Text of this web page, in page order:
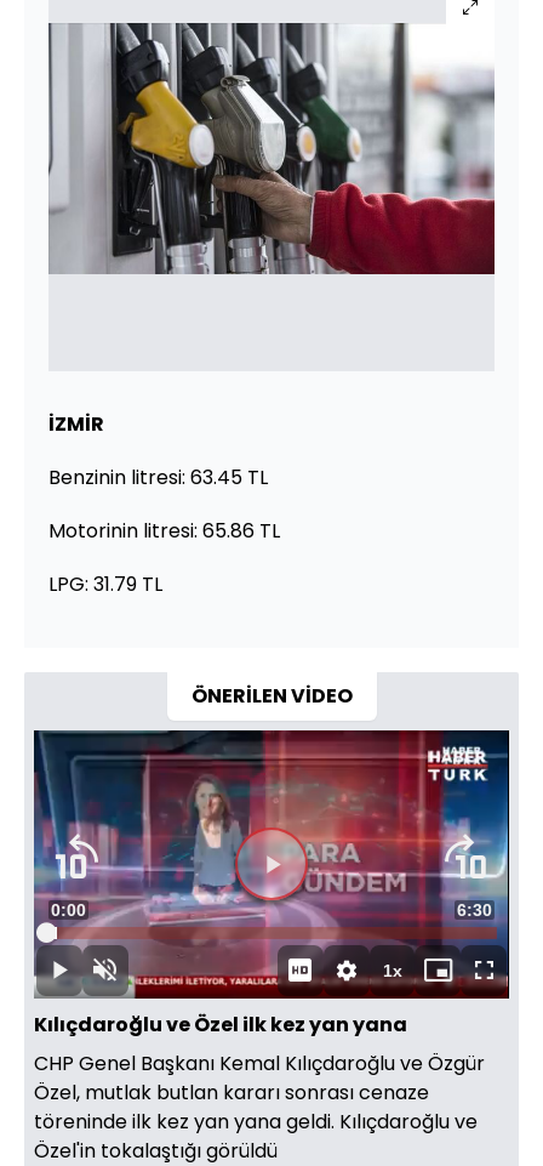
İZMİR
Benzinin litresi: 63.45 TL
Motorinin litresi: 65.86 TL
LPG: 31.79 TL
ÖNERİLEN VİDEO
DuraklatSesi
Aç
Süre
0:00 Toplam
Süre
6:30
Yüklendi:
2.55%
1xOynatma
Hızı
Mini
oynatıcı
Tam
Ekran
Kılıçdaroğlu ve Özel ilk kez yan yana
CHP Genel Başkanı Kemal Kılıçdaroğlu ve Özgür
Özel, mutlak butlan kararı sonrası cenaze
töreninde ilk kez yan yana geldi. Kılıçdaroğlu ve
Özel'in tokalaştığı görüldü